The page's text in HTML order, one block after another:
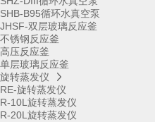
SHB-B95循环水真空泵
JHSF-双层玻璃反应釜
不锈钢反应釜
高压反应釜
单层玻璃反应釜
旋转蒸发仪
RE-旋转蒸发仪
R-10L旋转蒸发仪
R-20L旋转蒸发仪